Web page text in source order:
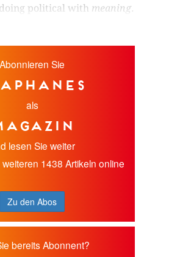
political with meaning.
Abonnieren Sie
als
lesen Sie weiter
1438 Artikeln online
Zu den Abos
bereits Abonnent?